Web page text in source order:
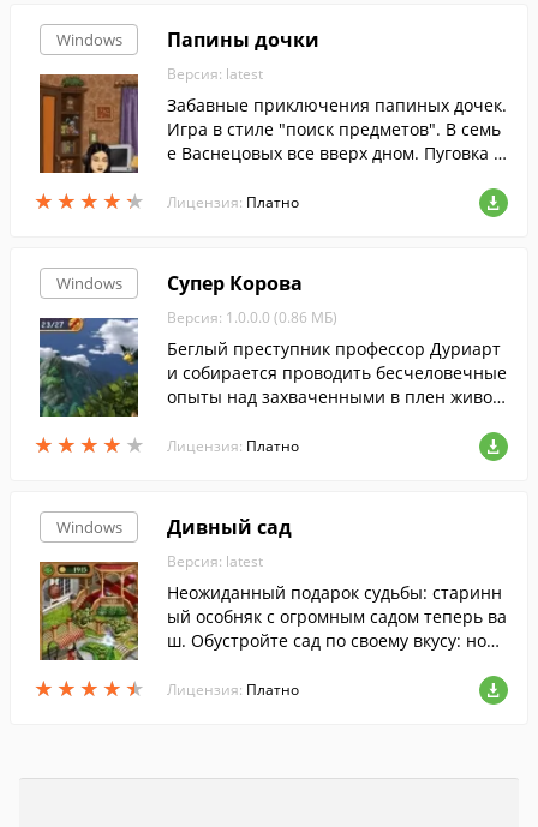
Windows
★ ★ ★ ★ ★
★ ★ ★ ★ ★
Папины дочки
Версия: latest
Забавные приключения папиных дочек.
Игра в стиле "поиск предметов". В семь
е Васнецовых все вверх дном. Пуговка о
азбудить уставшего папу. Галина Сергее
вна хочет позаниматься с Полежайкины
шая опробовать новую диету. Чтобы раз
обраться в этом хаосе, потребуется ваш
а дружеская помощь. Найдите все пред
меты, решите головоломки и наведите п
орядок в доме!
Лицензия: Платно
Windows
★ ★ ★ ★ ★
★ ★ ★ ★ ★
Супер Корова
Версия: 1.0.0.0 (0.86 МБ)
Беглый преступник профессор Дуриарт
и собирается проводить бесчеловечные
опыты над захваченными в плен живот
ть злодея и уничтожить всех его подруч
Лицензия: Платно
Windows
★ ★ ★ ★ ★
★ ★ ★ ★ ★
Дивный сад
Версия: latest
Неожиданный подарок судьбы: старинн
ый особняк с огромным садом теперь ва
ш. Обустройте сад по своему вкусу: нов
и бассейн ждут своей очереди!
Лицензия: Платно